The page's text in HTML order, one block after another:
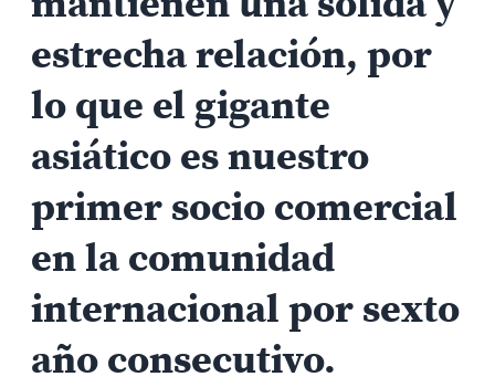
estrecha relación, por
lo que el gigante
asiático es nuestro
primer socio comercial
en la comunidad
internacional por sexto
año consecutivo.